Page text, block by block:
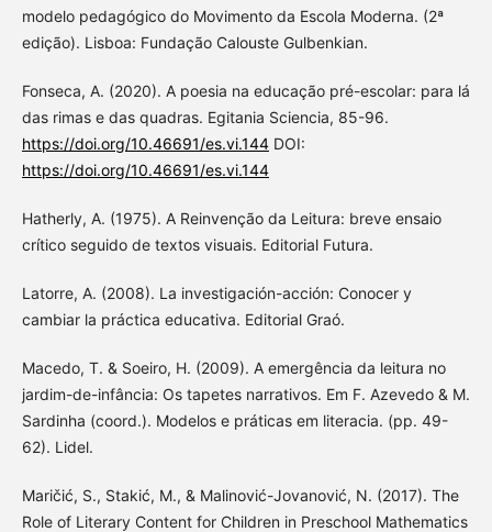
modelo pedagógico do Movimento da Escola Moderna. (2ª
edição). Lisboa: Fundação Calouste Gulbenkian.
Fonseca, A. (2020). A poesia na educação pré-escolar: para lá
das rimas e das quadras. Egitania Sciencia, 85-96.
https://doi.org/10.46691/es.vi.144DOI:
https://doi.org/10.46691/es.vi.144
Hatherly, A. (1975). A Reinvenção da Leitura: breve ensaio
crítico seguido de textos visuais. Editorial Futura.
Latorre, A. (2008). La investigación-acción: Conocer y
cambiar la práctica educativa. Editorial Graó.
Macedo, T. & Soeiro, H. (2009). A emergência da leitura no
jardim-de-infância: Os tapetes narrativos. Em F. Azevedo & M.
Sardinha (coord.). Modelos e práticas em literacia. (pp. 49-
62). Lidel.
Maričić, S., Stakić, M., & Malinović-Jovanović, N. (2017). The
Role of Literary Content for Children in Preschool Mathematics